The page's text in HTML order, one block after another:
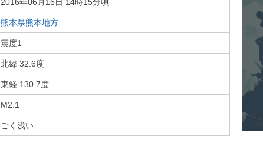
熊本県熊本地方
震度1
北緯 32.6度
東経 130.7度
M2.1
ごく浅い